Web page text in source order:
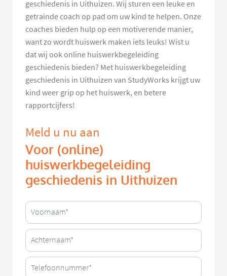
geschiedenis in Uithuizen. Wij sturen een leuke en
getrainde coach op pad om uw kind te helpen. Onze
coaches bieden hulp op een motiverende manier,
want zo wordt huiswerk maken iets leuks! Wist u
dat wij ook online huiswerkbegeleiding
geschiedenis bieden? Met huiswerkbegeleiding
geschiedenis in Uithuizen van StudyWorks krijgt uw
kind weer grip op het huiswerk, en betere
rapportcijfers!
Meld u nu aan
Voor (online)
huiswerkbegeleiding
geschiedenis in Uithuizen